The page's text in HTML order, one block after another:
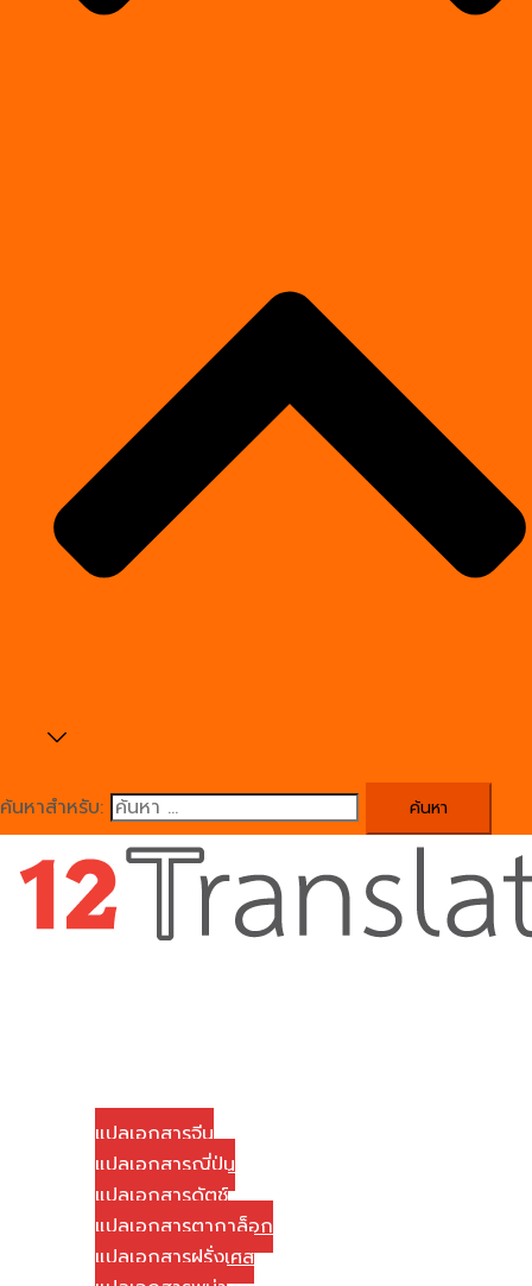
ค้นหาสำหรับ:
บริการแปลเอกสาร
แปลเอกสารจีน
แปลเอกสารญี่ปุ่น
แปลเอกสารดัตช์
แปลเอกสารตากาล็อก
แปลเอกสารฝรั่งเศส